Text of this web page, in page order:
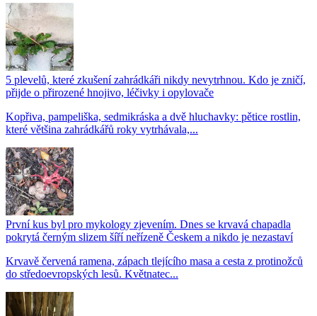
5 plevelů, které zkušení zahrádkáři nikdy nevytrhnou. Kdo je zničí,
přijde o přirozené hnojivo, léčivky i opylovače
Kopřiva, pampeliška, sedmikráska a dvě hluchavky: pětice rostlin,
které většina zahrádkářů roky vytrhávala,...
První kus byl pro mykology zjevením. Dnes se krvavá chapadla
pokrytá černým slizem šíří neřízeně Českem a nikdo je nezastaví
Krvavě červená ramena, zápach tlejícího masa a cesta z protinožců
do středoevropských lesů. Květnatec...